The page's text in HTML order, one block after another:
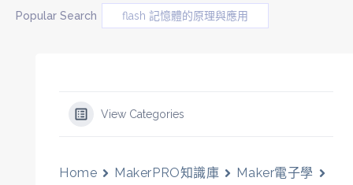
Popular Search flash 記憶體的原理與應用
View Categories
Home MakerPRO知識庫
Maker電子學